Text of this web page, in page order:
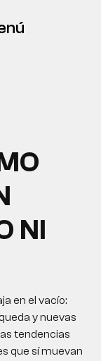
NI
en el vacío:
y nuevas
tendencias
que sí muevan